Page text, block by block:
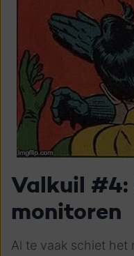
Valkuil #4:
monitoren
Al te vaak schiet het